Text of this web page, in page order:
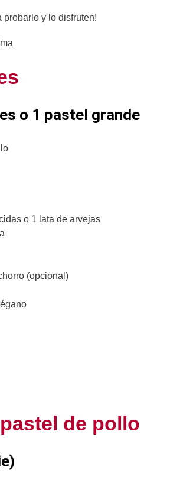
probarlo y lo disfruten!
o 1 pastel grande
o 1 lata de arvejas
(opcional)
de pollo